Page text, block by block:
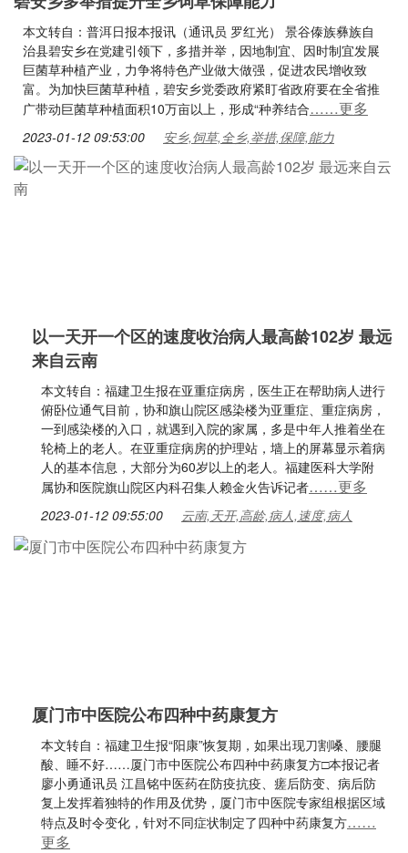
本文转自：普洱日报本报讯（通讯员 罗红光） 景谷傣族彝族自
治县碧安乡在党建引领下，多措并举，因地制宜、因时制宜发展
巨菌草种植产业，力争将特色产业做大做强，促进农民增收致
富。为加快巨菌草种植，碧安乡党委政府紧盯省政府要在全省推
广带动巨菌草种植面积10万亩以上，形成“种养结合……更多
2023-01-12 09:53:00 安乡,饲草,全乡,举措,保障,能力
以一天开一个区的速度收治病人最高龄102岁 最远
来自云南
本文转自：福建卫生报在亚重症病房，医生正在帮助病人进行
俯卧位通气目前，协和旗山院区感染楼为亚重症、重症病房，
一到感染楼的入口，就遇到入院的家属，多是中年人推着坐在
轮椅上的老人。在亚重症病房的护理站，墙上的屏幕显示着病
人的基本信息，大部分为60岁以上的老人。福建医科大学附
属协和医院旗山院区内科召集人赖金火告诉记者……更多
2023-01-12 09:55:00 云南,天开,高龄,病人,速度,病人
厦门市中医院公布四种中药康复方
本文转自：福建卫生报“阳康”恢复期，如果出现刀割嗓、腰腿
酸、睡不好……厦门市中医院公布四种中药康复方□本报记者
廖小勇通讯员 江昌铭中医药在防疫抗疫、瘥后防变、病后防
复上发挥着独特的作用及优势，厦门市中医院专家组根据区域
特点及时令变化，针对不同症状制定了四种中药康复方……
更多